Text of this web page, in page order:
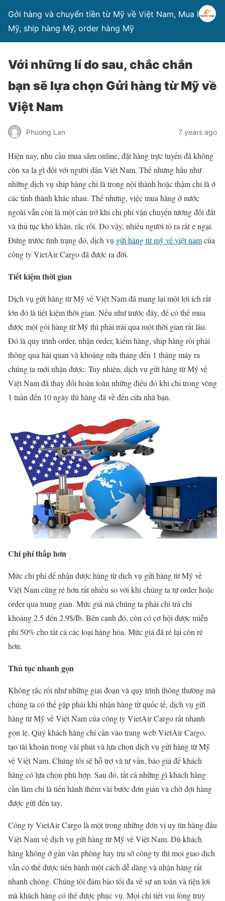
Gởi hàng và chuyển tiền từ Mỹ về Việt Nam, Mua hàng
Mỹ, ship hàng Mỹ, order hàng Mỹ
Với những lí do sau, chắc chắn
bạn sẽ lựa chọn Gửi hàng từ Mỹ về
Việt Nam
Phuong Lan 7 years ago
Hiện nay, nhu cầu mua sắm online, đặt hàng trực tuyến đã không
còn xa lạ gì đối với người dân Việt Nam. Thế nhưng hầu như
những dịch vụ ship hàng chỉ là trong nội thành hoặc thậm chí là ở
các tỉnh thành khác nhau. Thế nhưng, việc mua hàng ở nước
ngoài vẫn còn là một cản trở khi chi phí vận chuyển tương đối đắt
và thủ tục khó khăn, rắc rối. Do vậy, nhiều người tỏ ra rất e ngại.
Đứng trước tình trạng đó, dịch vụ gửi hàng từ mỹ về việt namcủa
công ty VietAir Cargo đã được ra đời.
Tiết kiệm thời gian
Dịch vụ gửi hàng từ Mỹ về Việt Nam đã mang lại một lợi ích rất
lớn đó là tiết kiệm thời gian. Nếu như trước đây, để có thể mua
được một gói hàng từ Mỹ thì phải trải qua một thời gian rất lâu.
Đó là quy trình order, nhận order, kiểm hàng, ship hàng rồi phải
thông qua hải quan và khoảng nửa tháng đến 1 tháng máy ra
chúng ta mới nhận được. Tuy nhiên, dịch vụ gửi hàng từ Mỹ về
Việt Nam đã thay đổi hoàn toàn những điều đó khi chỉ trong vòng
1 tuần đến 10 ngày thì hàng đã về đến cửa nhà bạn.
Chi phí thấp hơn
Mức chi phí để nhận được hàng từ dịch vụ gửi hàng từ Mỹ về
Việt Nam cũng rẻ hơn rất nhiều so với khi chúng ta tự order hoặc
order qua trung gian. Mức giá mà chúng ta phải chi trả chỉ
khoảng 2.5 đến 2.9$/Ib. Bên cạnh đó, còn có cơ hội được miễn
phí 50% cho tất cả các loại hàng hóa. Mức giá đã rẻ lại còn rẻ
hơn.
Thủ tục nhanh gọn
Không rắc rối như những giai đoạn và quy trình thông thường mà
chúng ta có thể gặp phải khi nhận hàng từ quốc tế, dịch vụ gửi
hàng từ Mỹ về Việt Nam của công ty VietAir Cargo rất nhanh
gọn lẹ. Quý khách hàng chỉ cần vào trang web VietAir Cargo,
tạo tài khoản trong vài phút và lựa chọn dịch vụ gửi hàng từ Mỹ
về Việt Nam. Chúng tôi sẽ hỗ trợ và tư vấn, báo giá để khách
hàng có lựa chọn phù hợp. Sau đó, tất cả những gì khách hàng
cần làm chỉ là tiến hành thêm vài bước đơn giản và chờ đợi hàng
được gửi đến tay.
Công ty VietAir Cargo là một trong những đơn vị uy tín hàng đầu
Việt Nam về dịch vụ gửi hàng từ Mỹ về Việt Nam. Dù khách
hàng không ở gần văn phòng hay trụ sở công ty thì mọi giao dịch
vẫn có thể được tiến hành một cách dễ dàng và nhận hàng rất
nhanh chóng. Chúng tôi đảm bảo tối đa về sự an toàn và tiện lợi
mà khách hàng có thể được phục vụ. Mọi chi tiết vui lòng truy